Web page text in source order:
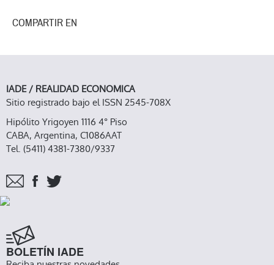
COMPARTIR EN
IADE / REALIDAD ECONOMICA
Sitio registrado bajo el ISSN 2545-708X
Hipólito Yrigoyen 1116 4° Piso
CABA, Argentina, C1086AAT
Tel. (5411) 4381-7380/9337
BOLETÍN IADE